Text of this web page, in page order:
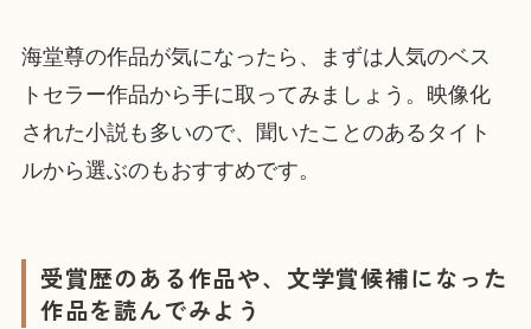
海堂尊の作品が気になったら、まずは人気のベス
トセラー作品から手に取ってみましょう。映像化
された小説も多いので、聞いたことのあるタイト
ルから選ぶのもおすすめです。
受賞歴のある作品や、文学賞候補になった
作品を読んでみよう